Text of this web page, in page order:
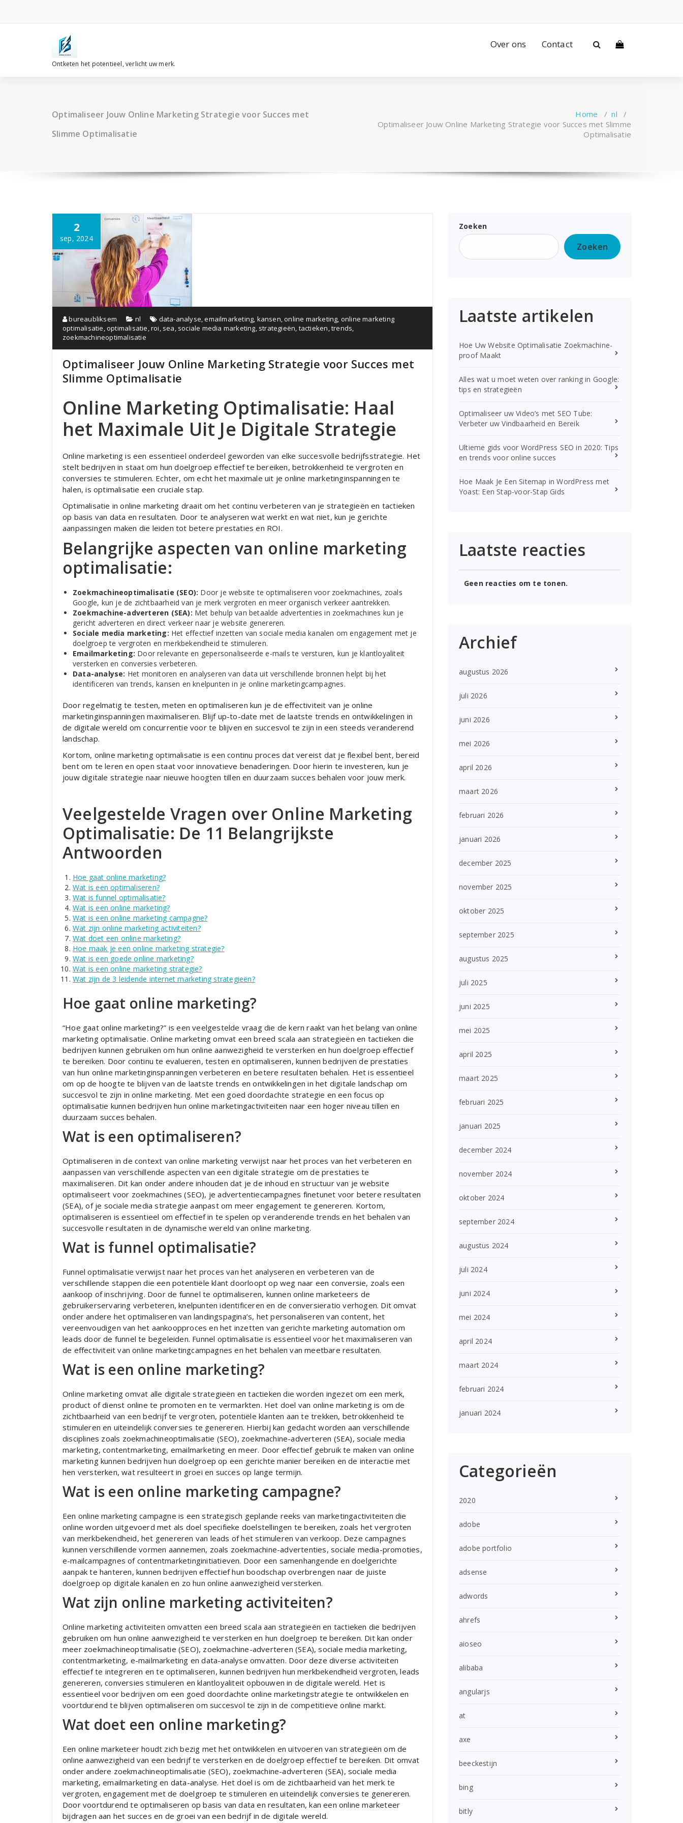
de
Ontketen het potentieel, verlicht uw merk.
Over ons Contact
Optimaliseer Jouw Online Marketing Strategie voor Succes met
Slimme Optimalisatie
Home /nl /
Optimaliseer Jouw Online Marketing Strategie voor Succes met Slimme
Optimalisatie
2
sep, 2024
bureaubliksem nl data-analyse,emailmarketing, kansen,online marketing, online marketing
optimalisatie,optimalisatie,roi, sea, sociale media marketing, strategieën, tactieken,trends,
zoekmachineoptimalisatie
Optimaliseer Jouw Online Marketing Strategie voor Succes met
Slimme Optimalisatie
Online Marketing Optimalisatie: Haal
het Maximale Uit Je Digitale Strategie
Online marketing is een essentieel onderdeel geworden van elke succesvolle bedrijfsstrategie. Het
stelt bedrijven in staat om hun doelgroep effectief te bereiken, betrokkenheid te vergroten en
conversies te stimuleren. Echter, om echt het maximale uit je online marketinginspanningen te
halen, is optimalisatie een cruciale stap.
Optimalisatie in online marketing draait om het continu verbeteren van je strategieën en tactieken
op basis van data en resultaten. Door te analyseren wat werkt en wat niet, kun je gerichte
aanpassingen maken die leiden tot betere prestaties en ROI.
Belangrijke aspecten van online marketing
optimalisatie:
Zoekmachineoptimalisatie (SEO): Door je website te optimaliseren voor zoekmachines, zoals
Google, kun je de zichtbaarheid van je merk vergroten en meer organisch verkeer aantrekken.
Zoekmachine-adverteren (SEA): Met behulp van betaalde advertenties in zoekmachines kun je
gericht adverteren en direct verkeer naar je website genereren.
Sociale media marketing: Het effectief inzetten van sociale media kanalen om engagement met je
doelgroep te vergroten en merkbekendheid te stimuleren.
Emailmarketing: Door relevante en gepersonaliseerde e-mails te versturen, kun je klantloyaliteit
versterken en conversies verbeteren.
Data-analyse: Het monitoren en analyseren van data uit verschillende bronnen helpt bij het
identificeren van trends, kansen en knelpunten in je online marketingcampagnes.
Door regelmatig te testen, meten en optimaliseren kun je de effectiviteit van je online
marketinginspanningen maximaliseren. Blijf up-to-date met de laatste trends en ontwikkelingen in
de digitale wereld om concurrentie voor te blijven en succesvol te zijn in een steeds veranderend
landschap.
Kortom, online marketing optimalisatie is een continu proces dat vereist dat je flexibel bent, bereid
bent om te leren en open staat voor innovatieve benaderingen. Door hierin te investeren, kun je
jouw digitale strategie naar nieuwe hoogten tillen en duurzaam succes behalen voor jouw merk.
Veelgestelde Vragen over Online Marketing
Optimalisatie: De 11 Belangrijkste
Antwoorden
Hoe gaat online marketing?
Wat is een optimaliseren?
Wat is funnel optimalisatie?
Wat is een online marketing?
Wat is een online marketing campagne?
Wat zijn online marketing activiteiten?
Wat doet een online marketing?
Hoe maak je een online marketing strategie?
Wat is een goede online marketing?
Wat is een online marketing strategie?
Wat zijn de 3 leidende internet marketing strategieën?
Hoe gaat online marketing?
“Hoe gaat online marketing?” is een veelgestelde vraag die de kern raakt van het belang van online
marketing optimalisatie. Online marketing omvat een breed scala aan strategieën en tactieken die
bedrijven kunnen gebruiken om hun online aanwezigheid te versterken en hun doelgroep effectief
te bereiken. Door continu te evalueren, testen en optimaliseren, kunnen bedrijven de prestaties
van hun online marketinginspanningen verbeteren en betere resultaten behalen. Het is essentieel
om op de hoogte te blijven van de laatste trends en ontwikkelingen in het digitale landschap om
succesvol te zijn in online marketing. Met een goed doordachte strategie en een focus op
optimalisatie kunnen bedrijven hun online marketingactiviteiten naar een hoger niveau tillen en
duurzaam succes behalen.
Wat is een optimaliseren?
Optimaliseren in de context van online marketing verwijst naar het proces van het verbeteren en
aanpassen van verschillende aspecten van een digitale strategie om de prestaties te
maximaliseren. Dit kan onder andere inhouden dat je de inhoud en structuur van je website
optimaliseert voor zoekmachines (SEO), je advertentiecampagnes finetunet voor betere resultaten
(SEA), of je sociale media strategie aanpast om meer engagement te genereren. Kortom,
optimaliseren is essentieel om effectief in te spelen op veranderende trends en het behalen van
succesvolle resultaten in de dynamische wereld van online marketing.
Wat is funnel optimalisatie?
Funnel optimalisatie verwijst naar het proces van het analyseren en verbeteren van de
verschillende stappen die een potentiële klant doorloopt op weg naar een conversie, zoals een
aankoop of inschrijving. Door de funnel te optimaliseren, kunnen online marketeers de
gebruikerservaring verbeteren, knelpunten identificeren en de conversieratio verhogen. Dit omvat
onder andere het optimaliseren van landingspagina’s, het personaliseren van content, het
vereenvoudigen van het aankoopproces en het inzetten van gerichte marketing automation om
leads door de funnel te begeleiden. Funnel optimalisatie is essentieel voor het maximaliseren van
de effectiviteit van online marketingcampagnes en het behalen van meetbare resultaten.
Wat is een online marketing?
Online marketing omvat alle digitale strategieën en tactieken die worden ingezet om een merk,
product of dienst online te promoten en te vermarkten. Het doel van online marketing is om de
zichtbaarheid van een bedrijf te vergroten, potentiële klanten aan te trekken, betrokkenheid te
stimuleren en uiteindelijk conversies te genereren. Hierbij kan gedacht worden aan verschillende
disciplines zoals zoekmachineoptimalisatie (SEO), zoekmachine-adverteren (SEA), sociale media
marketing, contentmarketing, emailmarketing en meer. Door effectief gebruik te maken van online
marketing kunnen bedrijven hun doelgroep op een gerichte manier bereiken en de interactie met
hen versterken, wat resulteert in groei en succes op lange termijn.
Wat is een online marketing campagne?
Een online marketing campagne is een strategisch geplande reeks van marketingactiviteiten die
online worden uitgevoerd met als doel specifieke doelstellingen te bereiken, zoals het vergroten
van merkbekendheid, het genereren van leads of het stimuleren van verkoop. Deze campagnes
kunnen verschillende vormen aannemen, zoals zoekmachine-advertenties, sociale media-promoties,
e-mailcampagnes of contentmarketinginitiatieven. Door een samenhangende en doelgerichte
aanpak te hanteren, kunnen bedrijven effectief hun boodschap overbrengen naar de juiste
doelgroep op digitale kanalen en zo hun online aanwezigheid versterken.
Wat zijn online marketing activiteiten?
Online marketing activiteiten omvatten een breed scala aan strategieën en tactieken die bedrijven
gebruiken om hun online aanwezigheid te versterken en hun doelgroep te bereiken. Dit kan onder
meer zoekmachineoptimalisatie (SEO), zoekmachine-adverteren (SEA), sociale media marketing,
contentmarketing, e-mailmarketing en data-analyse omvatten. Door deze diverse activiteiten
effectief te integreren en te optimaliseren, kunnen bedrijven hun merkbekendheid vergroten, leads
genereren, conversies stimuleren en klantloyaliteit opbouwen in de digitale wereld. Het is
essentieel voor bedrijven om een goed doordachte online marketingstrategie te ontwikkelen en
voortdurend te blijven optimaliseren om succesvol te zijn in de competitieve online markt.
Wat doet een online marketing?
Een online marketeer houdt zich bezig met het ontwikkelen en uitvoeren van strategieën om de
online aanwezigheid van een bedrijf te versterken en de doelgroep effectief te bereiken. Dit omvat
onder andere zoekmachineoptimalisatie (SEO), zoekmachine-adverteren (SEA), sociale media
marketing, emailmarketing en data-analyse. Het doel is om de zichtbaarheid van het merk te
vergroten, engagement met de doelgroep te stimuleren en uiteindelijk conversies te genereren.
Door voortdurend te optimaliseren op basis van data en resultaten, kan een online marketeer
bijdragen aan het succes en de groei van een bedrijf in de digitale wereld.
Zoeken
Zoeken
Laatste artikelen
Hoe Uw Website Optimalisatie Zoekmachine-
proof Maakt
Alles wat u moet weten over ranking in Google:
tips en strategieën
Optimaliseer uw Video’s met SEO Tube:
Verbeter uw Vindbaarheid en Bereik
Ultieme gids voor WordPress SEO in 2020: Tips
en trends voor online succes
Hoe Maak Je Een Sitemap in WordPress met
Yoast: Een Stap-voor-Stap Gids
Laatste reacties
Geen reacties om te tonen.
Archief
augustus 2026
juli 2026
juni 2026
mei 2026
april 2026
maart 2026
februari 2026
januari 2026
december 2025
november 2025
oktober 2025
september 2025
augustus 2025
juli 2025
juni 2025
mei 2025
april 2025
maart 2025
februari 2025
januari 2025
december 2024
november 2024
oktober 2024
september 2024
augustus 2024
juli 2024
juni 2024
mei 2024
april 2024
maart 2024
februari 2024
januari 2024
Categorieën
2020
adobe
adobe portfolio
adsense
adwords
ahrefs
aioseo
alibaba
angularjs
at
axe
beeckestijn
bing
bitly